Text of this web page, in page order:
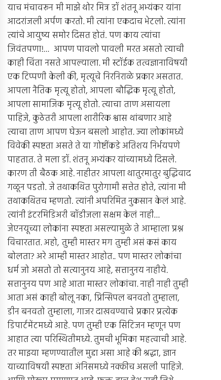
याच मंचावरून मी माझे थोर मित्र डॉ शंतनू अभ्यंकर यांना
आदरांजली अर्पण करतो. मी त्यांना एकदाच भेटलो. त्यांना
त्यांचे आयुष्य समोर दिसत होतं. पण काय त्यांचा
जिवंतपणा!… आपण पावलो पावली मरत असतो त्याची
काही चिंता नसते आपल्याला. मी स्टॉईक तत्वज्ञानाविषयी
एक टिप्पणी केली की, मृत्यूचे निरनिराळे प्रकार असतात.
आपला नैतिक मृत्यू होतो, आपला बौद्धिक मृत्यू होतो,
आपला सामाजिक मृत्यू होतो. त्याचा ताण असायला
पाहिजे, कुठेतरी आपला शारीरिक श्वास थांबणार आहे
त्याचा ताण आपण घेऊन बसलो आहोत. ज्या लोकांमध्ये
विवेकी स्पष्टता असते ते या गोष्टींकडे अतिशय निर्भयपणे
पाहतात. ते मला डॉ. शंतनू अभ्यंकर यांच्यामध्ये दिसले.
कारण ती बैठक आहे. नाहीतर आपला थातुरमातुर बुद्धिवाद
गळून पडतो. जे तथाकथित पुरोगामी सत्तेत होते, त्यांना मी
तथाकथितच म्हणतो. त्यांनी अपरिमित नुकसान केलं आहे.
त्यांनी इंटरमिडिअरी बॉडीजला सक्षम केलं नाही…
जेएनयूच्या लोकांना स्पष्टता असल्यामुळे ते आम्हाला प्रश्न
विचारतात. अहो, तुम्ही मास्तर मग तुम्ही असं कसं काय
बोलता? अरे आम्ही मास्तर आहोत.. पण मास्तर लोकांचा
धर्म जो असतो तो सत्यानुनय आहे, सत्तानुनय नाहीये.
सत्तानुनय पण आहे आता मास्तर लोकांचा. नाही नाही तुम्ही
आता असं काही बोलू नका, प्रिन्सिपल बनवतो तुम्हाला,
डीन बनवतो तुम्हाला, गाजर दाखवण्याचे प्रकार प्रत्येक
डिपार्टमेंटमध्ये आहे. पण तुम्ही एक सिटिजन म्हणून पण
आहात त्या परिस्थितीमध्ये. तुमची भूमिका महत्वाची आहे.
तर माझ्या म्हणण्यातील मुद्दा असा आहे की श्रद्धा, ज्ञान
याच्याविषयी स्पष्टता अंनिसमध्ये नक्कीच असली पाहिजे.